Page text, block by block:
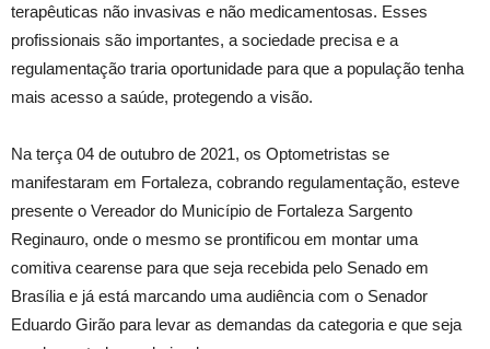
terapêuticas não invasivas e não medicamentosas. Esses
profissionais são importantes, a sociedade precisa e a
regulamentação traria oportunidade para que a população tenha
mais acesso a saúde, protegendo a visão.
Na terça 04 de outubro de 2021, os Optometristas se
manifestaram em Fortaleza, cobrando regulamentação, esteve
presente o Vereador do Município de Fortaleza Sargento
Reginauro, onde o mesmo se prontificou em montar uma
comitiva cearense para que seja recebida pelo Senado em
Brasília e já está marcando uma audiência com o Senador
Eduardo Girão para levar as demandas da categoria e que seja